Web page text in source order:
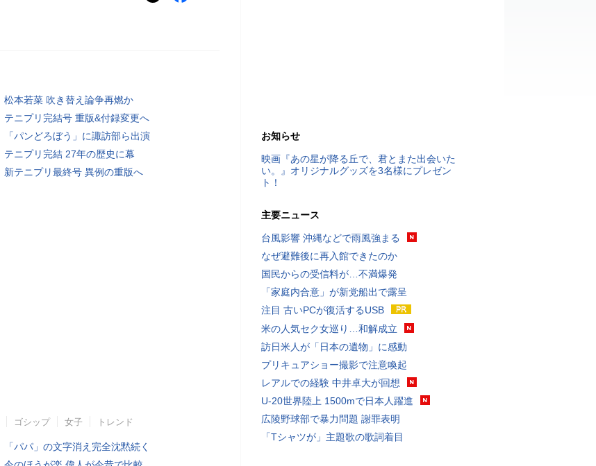
松本若菜 吹き替え論争再燃か
テニプリ完結号 重版&付録変更へ
「パンどろぼう」に諏訪部ら出演
テニプリ完結 27年の歴史に幕
新テニプリ最終号 異例の重版へ
ゴシップ 女子 トレンド
「パパ」の文字消え完全沈黙続く
お知らせ
映画『あの星が降る丘で、君とまた出会いた
い。』オリジナルグッズを3名様にプレゼン
ト！
主要ニュース
台風影響 沖縄などで雨風強まる
なぜ避難後に再入館できたのか
国民からの受信料が…不満爆発
「家庭内合意」が新党船出で露呈
注目 古いPCが復活するUSB
米の人気セク女巡り…和解成立
訪日米人が「日本の遺物」に感動
プリキュアショー撮影で注意喚起
レアルでの経験 中井卓大が回想
U-20世界陸上 1500mで日本人躍進
広陵野球部で暴力問題 謝罪表明
「Tシャツが」主題歌の歌詞着目